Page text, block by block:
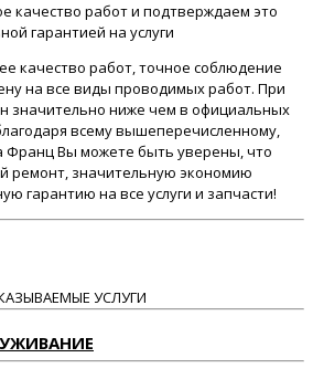
качество работ и подтверждаем это
гарантией на услуги
качество работ, точное соблюдение
на все виды проводимых работ. При
значительно ниже чем в официальных
всему вышеперечисленному,
Франц Вы можете быть уверены, что
ремонт, значительную экономию
гарантию на все услуги и запчасти!
УСЛУГИ